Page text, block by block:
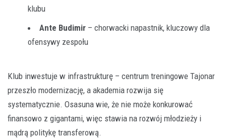
klubu
Ante Budimir – chorwacki napastnik, kluczowy dla
ofensywy zespołu
Klub inwestuje w infrastrukturę – centrum treningowe Tajonar
przeszło modernizację, a akademia rozwija się
systematycznie. Osasuna wie, że nie może konkurować
finansowo z gigantami, więc stawia na rozwój młodzieży i
mądrą politykę transferową.